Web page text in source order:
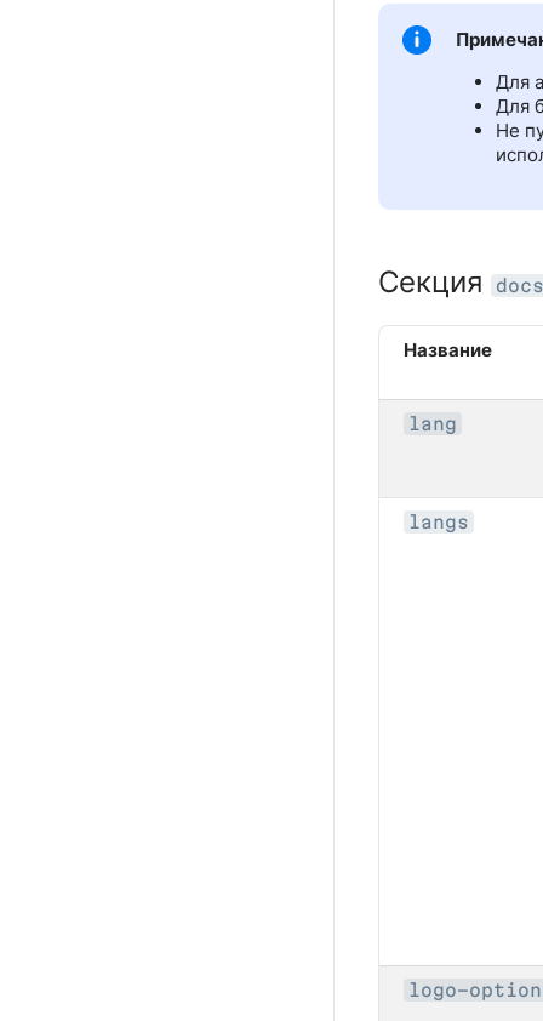
Для
Для
Не
Секция
Название
lang
langs
logo-